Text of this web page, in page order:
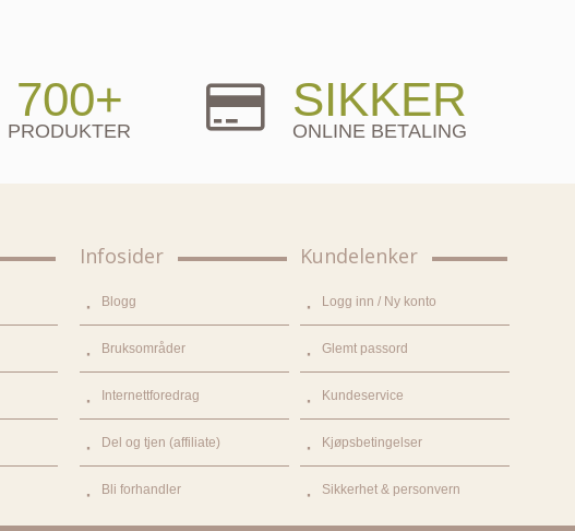
700+
PRODUKTER
SIKKER
ONLINE BETALING
Infosider
Blogg
Bruksområder
Internettforedrag
Del og tjen (affiliate)
Bli forhandler
Kundelenker
Logg inn / Ny konto
Glemt passord
Kundeservice
Kjøpsbetingelser
Sikkerhet & personvern